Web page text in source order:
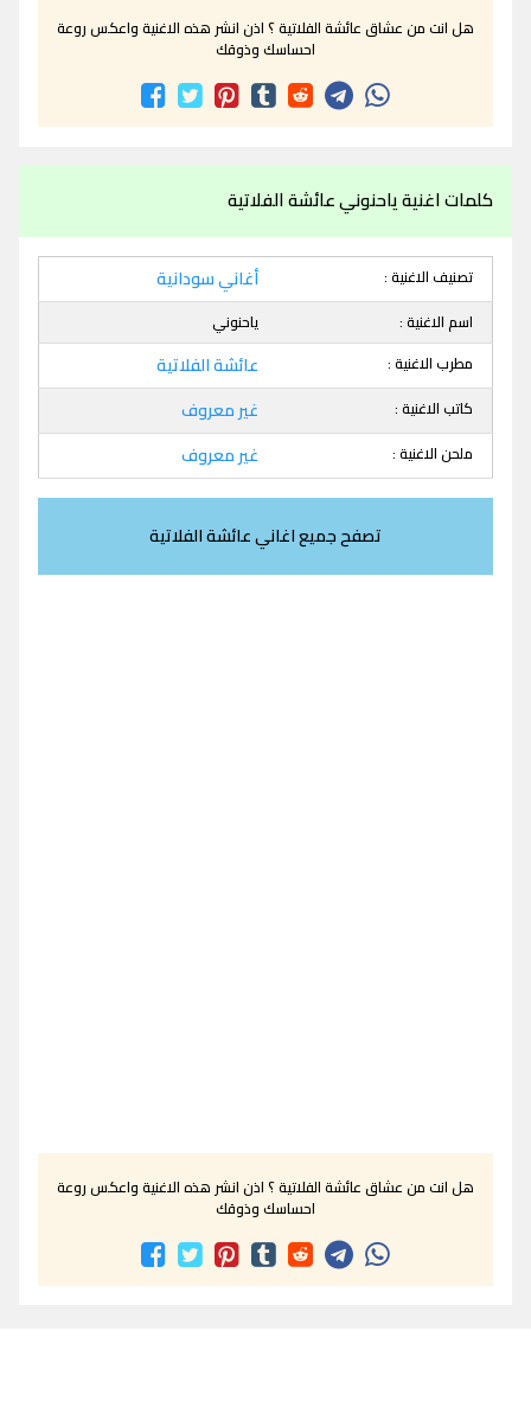
هل انت من عشاق عائشة الفلاتية ؟ اذن انشر هذه الاغنية واعكس روعة
احساسك وذوقك
كلمات اغنية ياحنوني عائشة الفلاتية
تصنيف الاغنية : أغاني سودانية
اسم الاغنية :
ياحنوني
مطرب الاغنية :
عائشة الفلاتية
كاتب الاغنية : غير معروف
ملحن الاغنية : غير معروف
تصفح جميع اغاني عائشة الفلاتية
هل انت من عشاق عائشة الفلاتية ؟ اذن انشر هذه الاغنية واعكس روعة
احساسك وذوقك